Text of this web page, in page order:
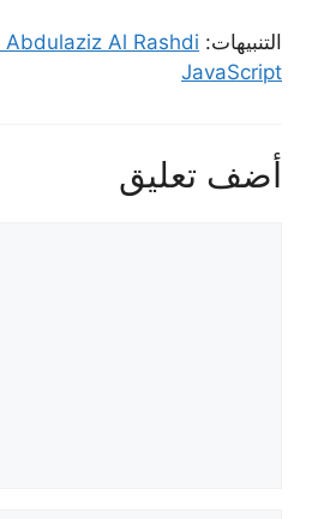
التنبيهات:
JavaScript
أضف تعليق